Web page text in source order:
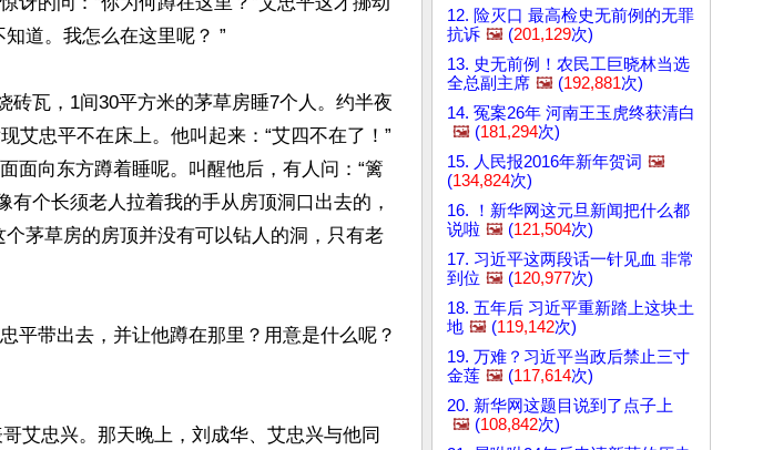
道。我怎么在这里呢？ ”
砖瓦，1间30平方米的茅草房睡7个人。约半夜
艾忠平不在床上。他叫起来：“艾四不在了！”
面向东方蹲着睡呢。叫醒他后，有人问：“篱
有个长须老人拉着我的手从房顶洞口出去的，
茅草房的房顶并没有可以钻人的洞，只有老
平带出去，并让他蹲在那里？用意是什么呢？
艾忠兴。那天晚上，刘成华、艾忠兴与他同
12. 险灭口 最高检史无前例的无罪
抗诉 🖼️ (201,129次)
13. 史无前例！农民工巨晓林当选
全总副主席 🖼️ (192,881次)
14. 冤案26年 河南王玉虎终获清白
🖼️ (181,294次)
15. 人民报2016年新年贺词 🖼️
(134,824次)
16. ！新华网这元旦新闻把什么都
说啦 🖼️ (121,504次)
17. 习近平这两段话一针见血 非常
到位 🖼️ (120,977次)
18. 五年后 习近平重新踏上这块土
地 🖼️ (119,142次)
19. 万难？习近平当政后禁止三寸
金莲 🖼️ (117,614次)
20. 新华网这题目说到了点子上
🖼️ (108,842次)